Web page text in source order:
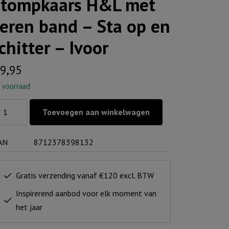
band – Sta op en
– Ivoor
voorraad
Toevoegen aan winkelwagen
8712378398132
Gratis verzending vanaf €120 excl. BTW
Inspirerend aanbod voor elk moment van
het jaar